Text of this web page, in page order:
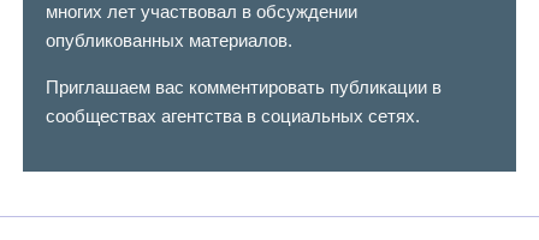
многих лет участвовал в обсуждении
опубликованных материалов.
Приглашаем вас комментировать публикации в
сообществах агентства в социальных сетях.